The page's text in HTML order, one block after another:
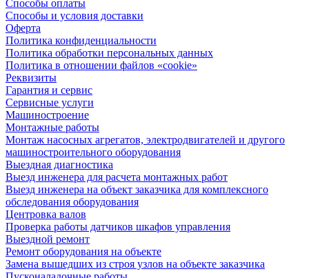
Способы оплаты
Способы и условия доставки
Оферта
Политика конфиденциальности
Политика обработки персональных данных
Политика в отношении файлов «cookie»
Реквизиты
Гарантия и сервис
Сервисные услуги
Машиностроение
Монтажные работы
Монтаж насосных агрегатов, электродвигателей и другого
машиностроительного оборудования
Выездная диагностика
Выезд инженера для расчета монтажных работ
Выезд инженера на объект заказчика для комплексного
обследования оборудования
Центровка валов
Проверка работы датчиков шкафов управления
Выездной ремонт
Ремонт оборудования на объекте
Замена вышедших из строя узлов на объекте заказчика